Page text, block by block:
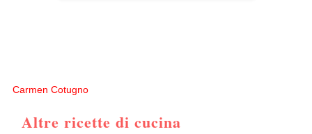
Carmen Cotugno
Altre ricette di cucina